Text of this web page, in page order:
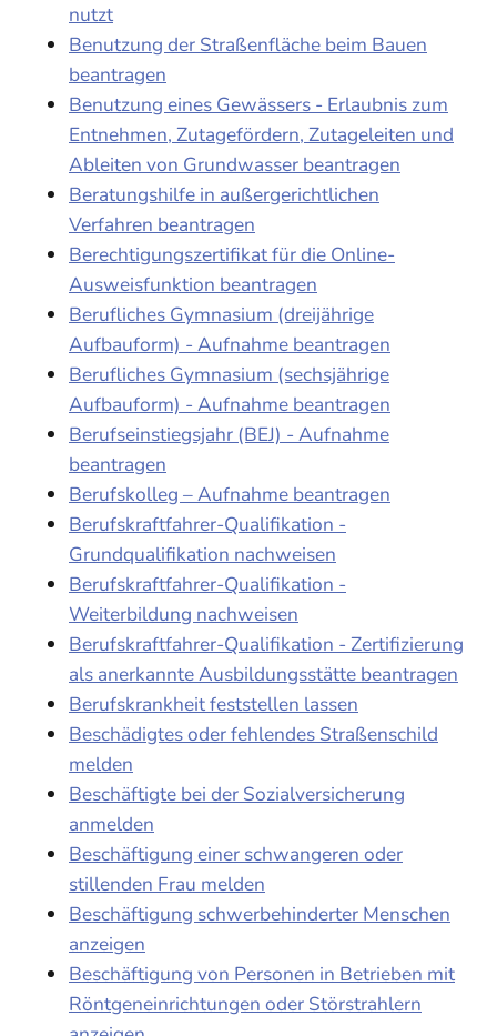
nutzt
Benutzung der Straßenfläche beim Bauen
beantragen
Benutzung eines Gewässers - Erlaubnis zum
Entnehmen, Zutagefördern, Zutageleiten und
Ableiten von Grundwasser beantragen
Beratungshilfe in außergerichtlichen
Verfahren beantragen
Berechtigungszertifikat für die Online-
Ausweisfunktion beantragen
Berufliches Gymnasium (dreijährige
Aufbauform) - Aufnahme beantragen
Berufliches Gymnasium (sechsjährige
Aufbauform) - Aufnahme beantragen
Berufseinstiegsjahr (BEJ) - Aufnahme
beantragen
Berufskolleg – Aufnahme beantragen
Berufskraftfahrer-Qualifikation -
Grundqualifikation nachweisen
Berufskraftfahrer-Qualifikation -
Weiterbildung nachweisen
Berufskraftfahrer-Qualifikation - Zertifizierung
als anerkannte Ausbildungsstätte beantragen
Berufskrankheit feststellen lassen
Beschädigtes oder fehlendes Straßenschild
melden
Beschäftigte bei der Sozialversicherung
anmelden
Beschäftigung einer schwangeren oder
stillenden Frau melden
Beschäftigung schwerbehinderter Menschen
anzeigen
Beschäftigung von Personen in Betrieben mit
Röntgeneinrichtungen oder Störstrahlern